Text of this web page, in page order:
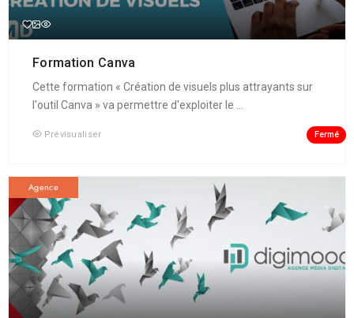
Formation Canva
Cette formation « Création de visuels plus attrayants sur
l'outil Canva » va permettre d'exploiter le ...
Prévisualiser Fermé
Agence